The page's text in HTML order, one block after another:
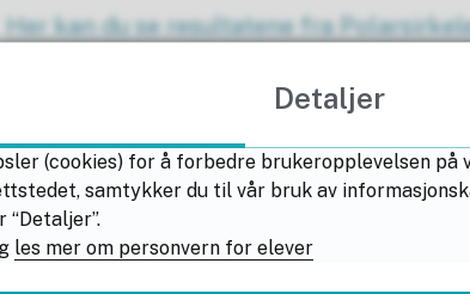
Her kan du se resultatene fra
Fant du
Detaljer
(cookies) for å forbedre brukeropplevelsen
samtykker du til vår bruk av
les mer om personvern for elever